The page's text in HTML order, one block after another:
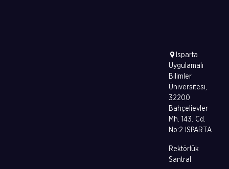
Isparta
Uygulamalı
Bilimler
Üniversitesi,
32200
Bahçelievler
Mh. 143. Cd.
No:2 ISPARTA
Rektörlük
Santral